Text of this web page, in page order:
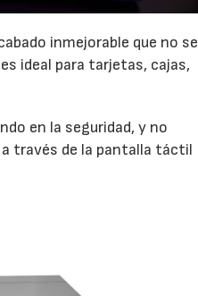
inmejorable que no se
ideal para tarjetas, cajas,
en la seguridad, y no
través de la pantalla táctil